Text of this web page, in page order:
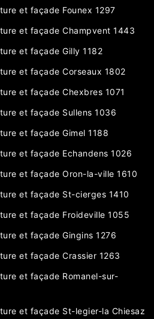
et façade Founex 1297
et façade Champvent 1443
et façade Gilly 1182
et façade Corseaux 1802
et façade Chexbres 1071
et façade Sullens 1036
et façade Gimel 1188
et façade Echandens 1026
et façade Oron-la-ville 1610
et façade St-cierges 1410
et façade Froideville 1055
et façade Gingins 1276
et façade Crassier 1263
et façade Romanel-sur-
et façade St-legier-la Chiesaz